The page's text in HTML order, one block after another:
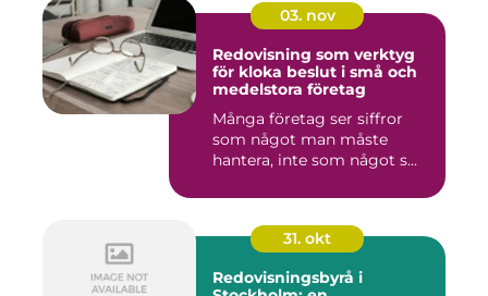
03. nov
Redovisning som verktyg
för kloka beslut i små och
medelstora företag
Många företag ser siffror
som något man måste
hantera, inte som något s...
31. okt
Redovisningsbyrå i